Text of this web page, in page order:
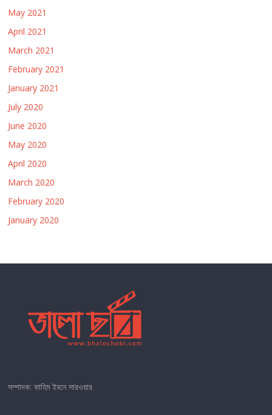
May 2021
April 2021
March 2021
February 2021
January 2021
July 2020
June 2020
May 2020
April 2020
March 2020
February 2020
January 2020
সম্পাদক: ফাহিম ইবনে সারওয়ার